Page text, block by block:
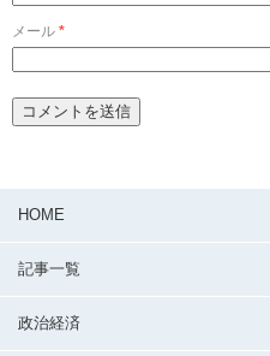
メール *
HOME
記事一覧
政治経済